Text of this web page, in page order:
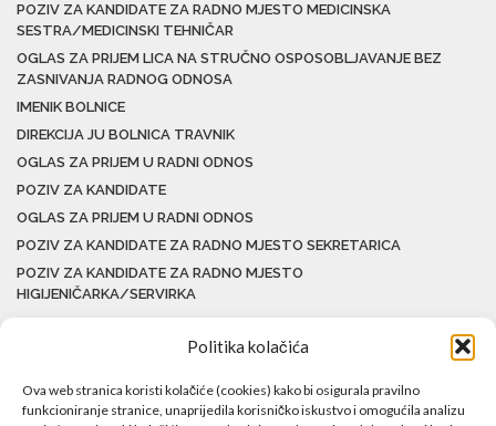
Politika kolačića
Ova web stranica koristi kolačiće (cookies) kako bi osigurala pravilno
funkcioniranje stranice, unaprijedila korisničko iskustvo i omogućila analizu
POZIV ZA KANDIDATE ZA RADNO MJESTO MEDICINSKA
SESTRA/MEDICINSKI TEHNIČAR
OGLAS ZA PRIJEM LICA NA STRUČNO OSPOSOBLJAVANJE BEZ
ZASNIVANJA RADNOG ODNOSA
IMENIK BOLNICE
DIREKCIJA JU BOLNICA TRAVNIK
OGLAS ZA PRIJEM U RADNI ODNOS
POZIV ZA KANDIDATE
OGLAS ZA PRIJEM U RADNI ODNOS
POZIV ZA KANDIDATE ZA RADNO MJESTO SEKRETARICA
POZIV ZA KANDIDATE ZA RADNO MJESTO
HIGIJENIČARKA/SERVIRKA